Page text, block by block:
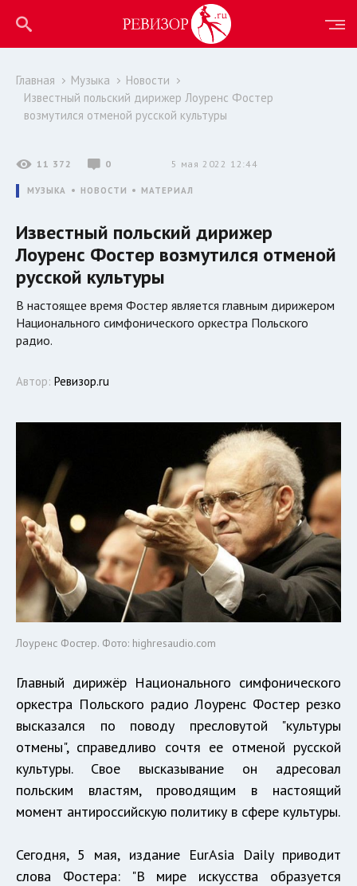
Главная Музыка
Новости
Известный польский дирижер Лоуренс Фостер
возмутился отменой русской культуры
11 372 0 5 мая 2022 12:44
МУЗЫКА НОВОСТИ МАТЕРИАЛ
Известный польский дирижер
Лоуренс Фостер возмутился отменой
русской культуры
В настоящее время Фостер является главным дирижером
Национального симфонического оркестра Польского
радио.
Автор: Ревизор.ru
Лоуренс Фостер. Фото: highresaudio.com
Главный дирижёр Национального симфонического
оркестра Польского радио Лоуренс Фостер резко
высказался по поводу пресловутой "культуры
отмены", справедливо сочтя ее отменой русской
культуры. Свое высказывание он адресовал
польским властям, проводящим в настоящий
момент антироссийскую политику в сфере культуры.
Сегодня, 5 мая, издание EurAsia Daily приводит
слова Фостера: "В мире искусства образуется